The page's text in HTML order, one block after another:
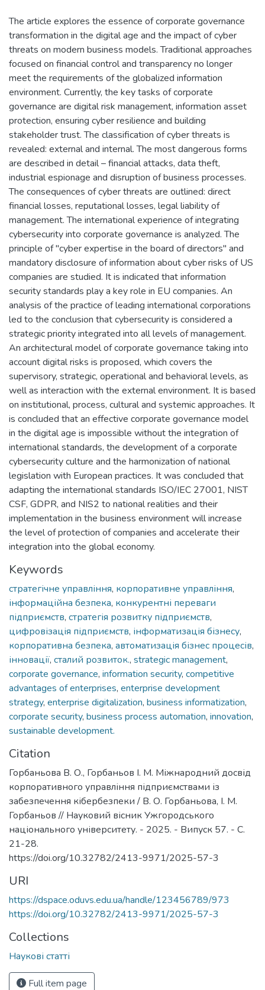
The article explores the essence of corporate governance
transformation in the digital age and the impact of cyber
threats on modern business models. Traditional approaches
focused on financial control and transparency no longer
meet the requirements of the globalized information
environment. Currently, the key tasks of corporate
governance are digital risk management, information asset
protection, ensuring cyber resilience and building
stakeholder trust. The classification of cyber threats is
revealed: external and internal. The most dangerous forms
are described in detail – financial attacks, data theft,
industrial espionage and disruption of business processes.
The consequences of cyber threats are outlined: direct
financial losses, reputational losses, legal liability of
management. The international experience of integrating
cybersecurity into corporate governance is analyzed. The
principle of "cyber expertise in the board of directors" and
mandatory disclosure of information about cyber risks of US
companies are studied. It is indicated that information
security standards play a key role in EU companies. An
analysis of the practice of leading international corporations
led to the conclusion that cybersecurity is considered a
strategic priority integrated into all levels of management.
An architectural model of corporate governance taking into
account digital risks is proposed, which covers the
supervisory, strategic, operational and behavioral levels, as
well as interaction with the external environment. It is based
on institutional, process, cultural and systemic approaches. It
is concluded that an effective corporate governance model
in the digital age is impossible without the integration of
international standards, the development of a corporate
cybersecurity culture and the harmonization of national
legislation with European practices. It was concluded that
adapting the international standards ISO/IEC 27001, NIST
CSF, GDPR, and NIS2 to national realities and their
implementation in the business environment will increase
the level of protection of companies and accelerate their
integration into the global economy.
Keywords
стратегічне управління, корпоративне управління,
інформаційна безпека, конкурентні переваги
підприємств, стратегія розвитку підприємств,
цифровізація підприємств, інформатизація бізнесу,
корпоративна безпека, автоматизація бізнес процесів,
інновації, сталий розвиток., strategic management,
corporate governance, information security, competitive
advantages of enterprises, enterprise development
strategy, enterprise digitalization, business informatization,
corporate security, business process automation, innovation,
sustainable development.
Citation
Горбаньова В. О., Горбаньов І. М. Міжнародний досвід
корпоративного управління підприємствами із
забезпечення кібербезпеки / В. О. Горбаньова, І. М.
Горбаньов // Науковий вісник Ужгородського
національного університету. - 2025. - Випуск 57. - С.
21-28.
https://doi.org/10.32782/2413-9971/2025-57-3
URI
https://dspace.oduvs.edu.ua/handle/123456789/973
https://doi.org/10.32782/2413-9971/2025-57-3
Collections
Наукові статті
Full item page